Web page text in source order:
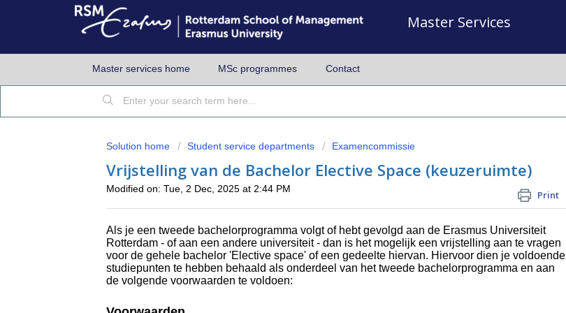
Master Services
Master services home MSc programmes Contact
Solution home Student service departments Examencommissie
Vrijstelling van de Bachelor Elective Space (keuzeruimte)
Print
Modified on: Tue, 2 Dec, 2025 at 2:44 PM
Als je een tweede bachelorprogramma volgt of hebt gevolgd aan de Erasmus Universiteit
Rotterdam - of aan een andere universiteit - dan is het mogelijk een vrijstelling aan te vragen
voor de gehele bachelor 'Elective space' of een gedeelte hiervan. Hiervoor dien je voldoende
studiepunten te hebben behaald als onderdeel van het tweede bachelorprogramma en aan
de volgende voorwaarden te voldoen: